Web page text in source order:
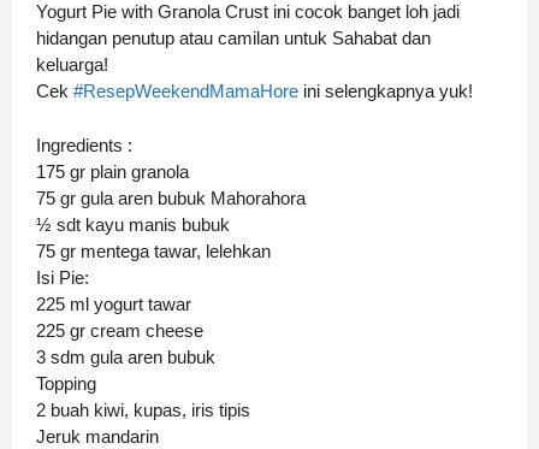
Yogurt Pie with Granola Crust ini cocok banget loh jadi
hidangan penutup atau camilan untuk Sahabat dan
keluarga!
Cek #ResepWeekendMamaHore ini selengkapnya yuk!
Ingredients :
175 gr plain granola
75 gr gula aren bubuk Mahorahora
½ sdt kayu manis bubuk
75 gr mentega tawar, lelehkan
Isi Pie:
225 ml yogurt tawar
225 gr cream cheese
3 sdm gula aren bubuk
Topping
2 buah kiwi, kupas, iris tipis
Jeruk mandarin